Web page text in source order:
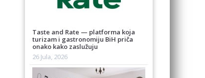
Taste and Rate — platforma koja
turizam i gastronomiju BiH priča
onako kako zaslužuju
26 Jula, 2026